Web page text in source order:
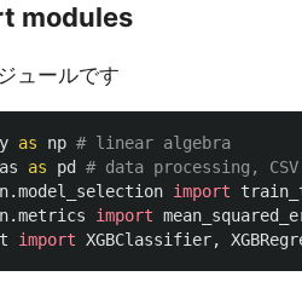
modules
ュールです
as np
as pd
import
import
import XGBClassifier,